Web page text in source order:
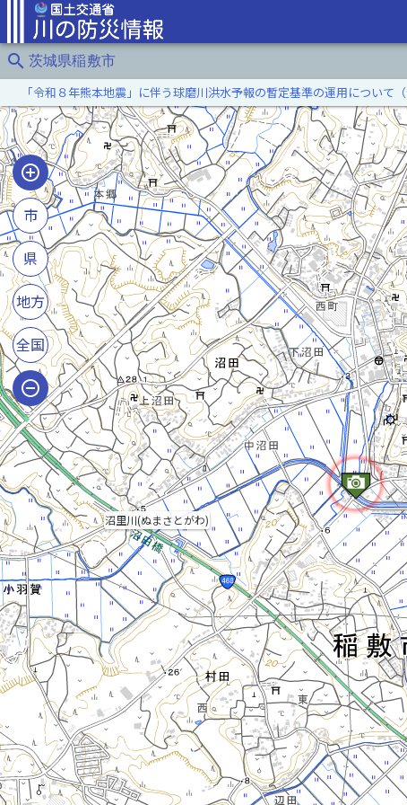
search 茨城県稲敷市
沼里川(ぬまさとがわ)
「令和８年熊本地震」に伴う球磨川洪水予報の暫定基準の運用について（
市
県
地方
全国